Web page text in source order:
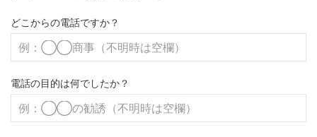
どこからの電話ですか？
電話の目的は何でしたか？